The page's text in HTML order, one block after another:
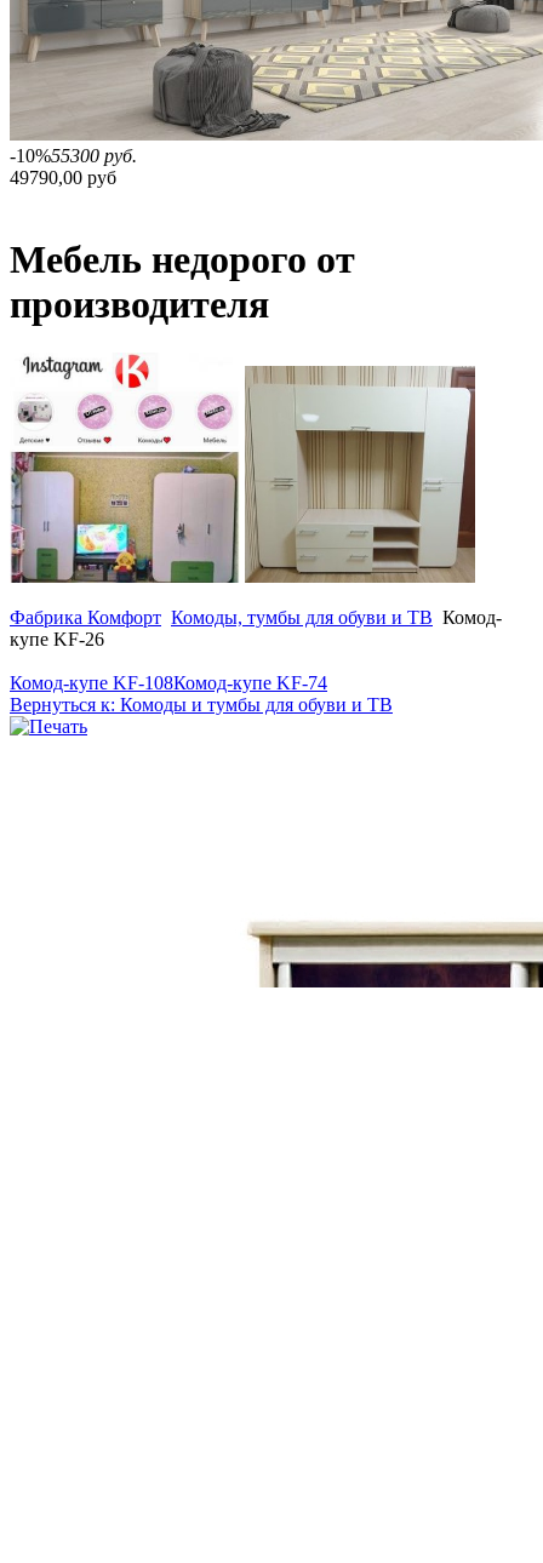
-10%55300 руб.
49790,00 руб
Мебель недорого от
производителя
Фабрика Комфорт Комоды, тумбы для обуви и ТВ Комод-
купе KF-26
Комод-купе KF-108Комод-купе KF-74
Вернуться к: Комоды и тумбы для обуви и ТВ